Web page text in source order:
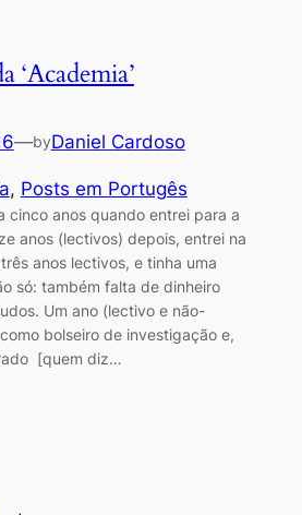
‘Academia’
—byDaniel Cardoso
, Posts em Portugês
cinco anos quando entrei para a
anos (lectivos) depois, entrei na
anos lectivos, e tinha uma
só: também falta de dinheiro
Um ano (lectivo e não-
bolseiro de investigação e,
[quem diz…